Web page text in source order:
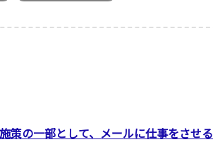
策の一部として、メールに仕事をさせ